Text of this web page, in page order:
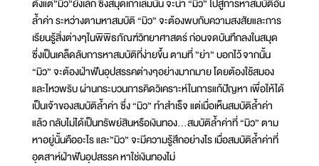
ล้ำค่า ระหว่างตามหาสมบัติ “มิว” จะต้องพบกับความสงสัยและการ
เรียนรู้สิ่งต่างๆในพิพิธภัณฑ์วิทยาศาสตร์ ก่อนจดบันทึกลงในสมุด
ซึ่งเป็นเคล็ดลับการหาสมบัติที่ง่ายขึ้น ตามที่ ”ย่า” บอกไว้ จากนั้น
“มิว” จะต้องฝ่าฟันอุปสรรคต่างๆอย่างมากมาย โดยต้องใช้สมอง
และไหวพริบ ผ่านกระบวนการคิดวิเคราะห์ในการแก้ปัญหา เพื่อให้ได้
เป็นเจ้าของสมบัติล้ำค่า ซึ่ง “มิว” ทำสำเร็จ แต่เมื่อเห็นสมบัติล้ำค่า
แล้ว กลับไม่ได้เป็นทรัพย์สินหรือเงินทอง...สมบัติล้ำค่าที่ “มิว” ตาม
หาอยู่นั้นคืออะไร และ”มิว” จะมีความรู้สึกอย่างไร เมื่อสมบัติล้ำค่าที่
อุตสาห์ฝ่าฟันอุปสรรค หาใช่เงินทองไม่